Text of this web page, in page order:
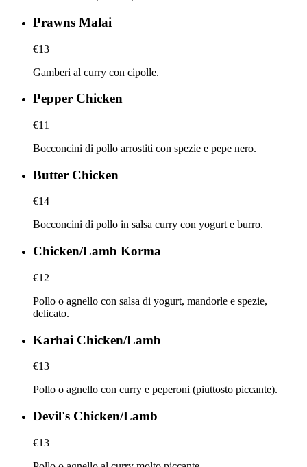
Prawns Malai
€13
Gamberi al curry con cipolle.
Pepper Chicken
€11
Bocconcini di pollo arrostiti con spezie e pepe nero.
Butter Chicken
€14
Bocconcini di pollo in salsa curry con yogurt e burro.
Chicken/Lamb Korma
€12
Pollo o agnello con salsa di yogurt, mandorle e spezie,
delicato.
Karhai Chicken/Lamb
€13
Pollo o agnello con curry e peperoni (piuttosto piccante).
Devil's Chicken/Lamb
€13